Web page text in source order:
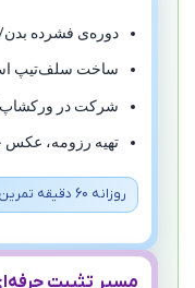
دوره‌ی فشرده
ساخت سلف‌تیپ استاندارد
شرکت در ورکشاپ
تهیه رزومه، عکس
روزانه 60 دقیقه تمرین + 2 پروژه تمرینی
مسیر تثبیت حرفه‌ای (6